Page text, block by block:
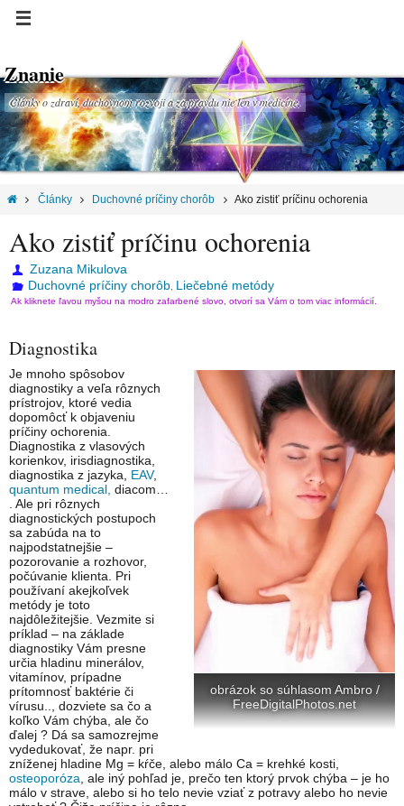
Znanie
Články o zdraví, duchovnom rozvoji a za pravdu nie len v medicíne.
Články Duchovné príčiny chorôb Ako zistiť príčinu ochorenia
Ako zistiť príčinu ochorenia
Zuzana Mikulova
Duchovné príčiny chorôb Liečebné metódy
Ak kliknete ľavou myšou na modro zafarbené slovo, otvorí sa Vám o tom viac informácií.
Diagnostika
obrázok so súhlasom Ambro /
FreeDigitalPhotos.net
Je mnoho spôsobov
diagnostiky a veľa rôznych
prístrojov, ktoré vedia
dopomôcť k objaveniu
príčiny ochorenia.
Diagnostika z vlasových
korienkov, irisdiagnostika,
diagnostika z jazyka, EAV,
quantum medical, diacom…
. Ale pri rôznych
diagnostických postupoch
sa zabúda na to
najpodstatnejšie –
pozorovanie a rozhovor,
počúvanie klienta. Pri
používaní akejkoľvek
metódy je toto
najdôležitejšie. Vezmite si
príklad – na základe
diagnostiky Vám presne
určia hladinu minerálov,
vitamínov, prípadne
prítomnosť baktérie či
vírusu.., dozviete sa čo a
koľko Vám chýba, ale čo
ďalej ? Dá sa samozrejme
vydedukovať, že napr. pri
zníženej hladine Mg = kŕče, alebo málo Ca = krehké kosti,
osteoporóza , ale iný pohľad je, prečo ten ktorý prvok chýba – je ho
málo v strave, alebo si ho telo nevie vziať z potravy alebo ho nevie